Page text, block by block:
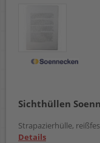
Sichthüllen
Strapazierhülle,
Details